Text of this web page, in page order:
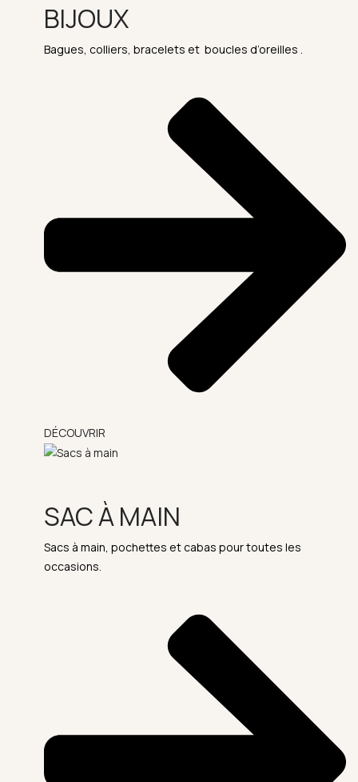
BIJOUX
Bagues, colliers, bracelets et boucles d’oreilles .
DÉCOUVRIR
SAC À MAIN
Sacs à main, pochettes et cabas pour toutes les
occasions.